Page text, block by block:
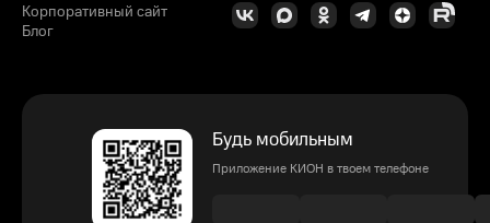
Корпоративный сайт
Блог
Будь мобильным
Приложение КИОН в твоем телефоне